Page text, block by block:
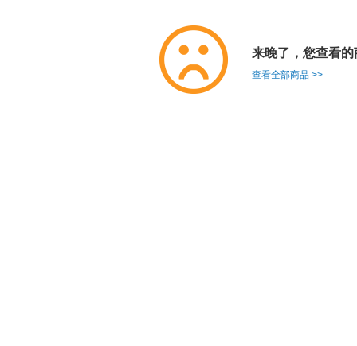
来晚了，您查看
查看全部商品 >>